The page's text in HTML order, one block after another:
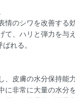
情のシワを改善する
て、ハリと弾力を与え
れる。
、皮膚の水分保持能
に非常に大量の水分